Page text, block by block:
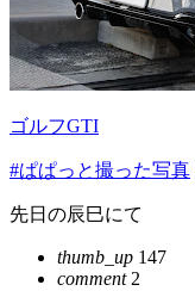
ゴルフGTI
#ぱぱっと撮った写真
先日の辰巳にて
thumb_up 147
comment2